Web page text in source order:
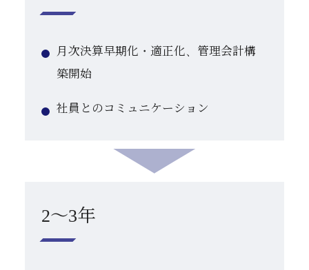
月次決算早期化・適正化、管理会計構
築開始
社員とのコミュニケーション
2～3年